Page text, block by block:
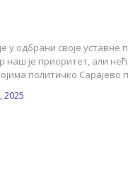
у одбрани своје уставне
наш је приоритет, али
политичко
2025